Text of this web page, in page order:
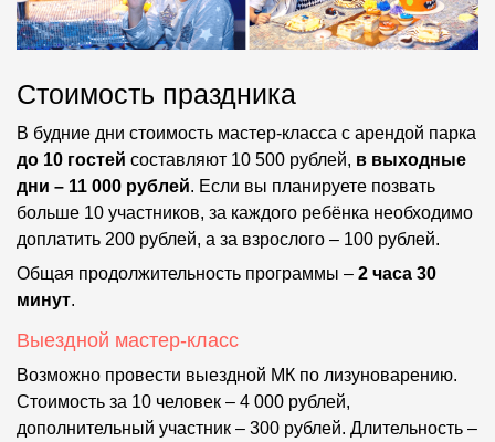
Стоимость праздника
В будние дни стоимость мастер-класса с арендой парка
до 10 гостей составляют 10 500 рублей, в выходные
дни – 11 000 рублей. Если вы планируете позвать
больше 10 участников, за каждого ребёнка необходимо
доплатить 200 рублей, а за взрослого – 100 рублей.
Общая продолжительность программы – 2 часа 30
минут.
Выездной мастер-класс
Возможно провести выездной МК по лизуноварению.
Стоимость за 10 человек – 4 000 рублей,
дополнительный участник – 300 рублей. Длительность –